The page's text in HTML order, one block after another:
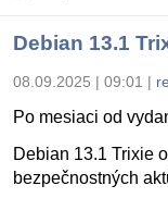
Debian 13.1
08.09.2025 | 09:01 |
Po mesiaci od
Debian 13.1 Trixie
bezpečnostných